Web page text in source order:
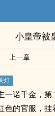
小皇帝被
上一章
一诺千金，
色的官服，